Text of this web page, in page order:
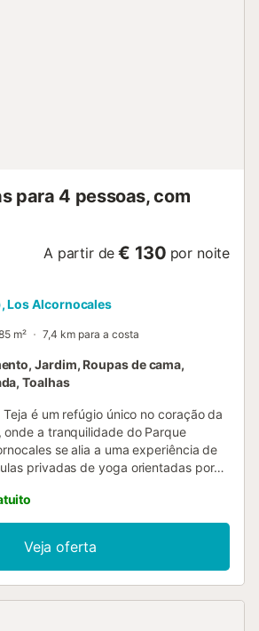
para 4 pessoas, com
A partir de € 130 por noite
Los Alcornocales
m² 7,4 km para a costa
Jardim, Roupas de cama,
Toalhas
é um refúgio único no coração da
onde a tranquilidade do Parque
se alia a uma experiência de
privadas de yoga orientadas por
por três edifícios. A casa
hóspedes, acomoda até quatro
uma ampla sala com duas camas,
equipada, casa de banho na torre e
de casal no piso superior. Duas
Veja oferta